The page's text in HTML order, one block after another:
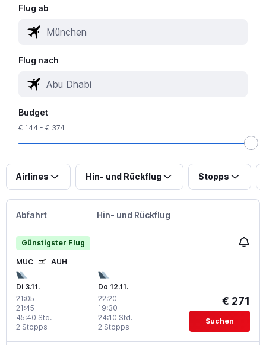
Flug ab
Flug nach
Budget
€ 144 - € 374
Airlines Hin- und Rückflug Stopps
Abfahrt Hin- und Rückflug
Günstigster Flug
MUC AUH
Di 3.11.
21:05 -
21:45
2 Stopps
45:40 Std.
Do 12.11.
22:20 -
19:30
2 Stopps
24:10 Std.
€ 271
Suchen